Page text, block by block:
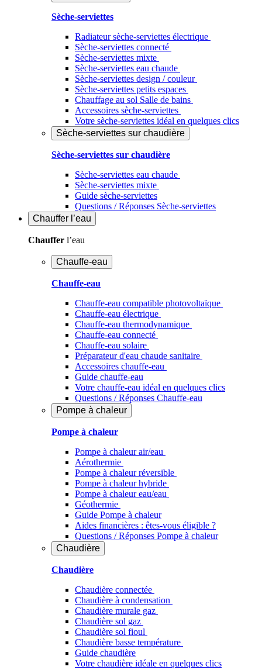
Sèche-serviettes
Radiateur sèche-serviettes électrique
Sèche-serviettes connecté
Sèche-serviettes mixte
Sèche-serviettes eau chaude
Sèche-serviettes design / couleur
Sèche-serviettes petits espaces
Chauffage au sol Salle de bains
Accessoires sèche-serviettes
Votre sèche-serviettes idéal en quelques clics
Sèche-serviettes sur chaudière
Sèche-serviettes sur chaudière
Sèche-serviettes eau chaude
Sèche-serviettes mixte
Guide sèche-serviettes
Questions / Réponses Sèche-serviettes
Chauffer l’eau
Chauffer l’eau
Chauffe-eau
Chauffe-eau
Chauffe-eau compatible photovoltaïque
Chauffe-eau électrique
Chauffe-eau thermodynamique
Chauffe-eau connecté
Chauffe-eau solaire
Préparateur d'eau chaude sanitaire
Accessoires chauffe-eau
Guide chauffe-eau
Votre chauffe-eau idéal en quelques clics
Questions / Réponses Chauffe-eau
Pompe à chaleur
Pompe à chaleur
Pompe à chaleur air/eau
Aérothermie
Pompe à chaleur réversible
Pompe à chaleur hybride
Pompe à chaleur​ eau/eau
Géothermie
Guide Pompe à chaleur
Aides financières : êtes-vous éligible ?
Questions / Réponses Pompe à chaleur
Chaudière
Chaudière
Chaudière connectée
Chaudière à condensation
Chaudière murale gaz
Chaudière sol gaz
Chaudière sol fioul
Chaudière basse température
Guide chaudière
Votre chaudière idéale en quelques clics